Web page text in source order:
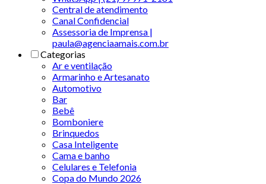
Central de atendimento
Canal Confidencial
Assessoria de Imprensa |
paula@agenciaamais.com.br
Categorias
Ar e ventilação
Armarinho e Artesanato
Automotivo
Bar
Bebê
Bomboniere
Brinquedos
Casa Inteligente
Cama e banho
Celulares e Telefonia
Copa do Mundo 2026